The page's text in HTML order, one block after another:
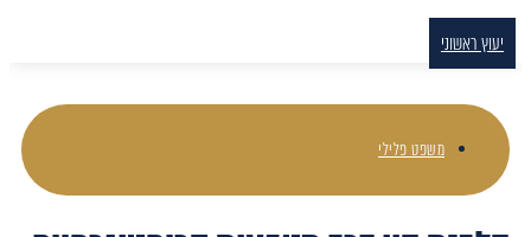
יעוץ ראשוני
משפט פלילי